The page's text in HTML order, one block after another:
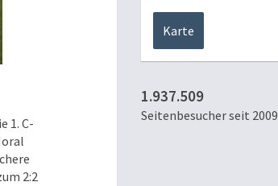
1. C-
2:2
Karte
1.937.509
Seitenbesucher seit 2009